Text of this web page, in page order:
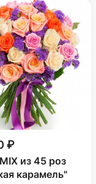
₽
из 45 роз
карамель"